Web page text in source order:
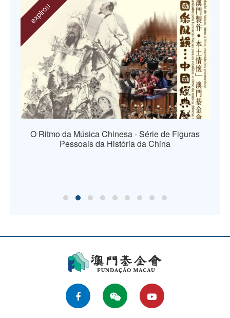
expirou
O Ritmo da Música Chinesa - Série de Figuras
Pessoais da História da China